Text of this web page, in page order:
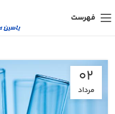
فهرست
02
مرداد